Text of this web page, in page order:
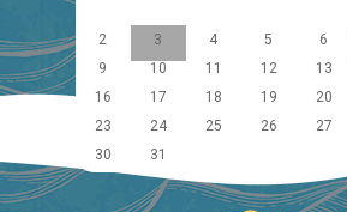
2
3 4 5 6
9
10 11 12 13
16
17 18 19 20
23
24 25 26 27
30
31